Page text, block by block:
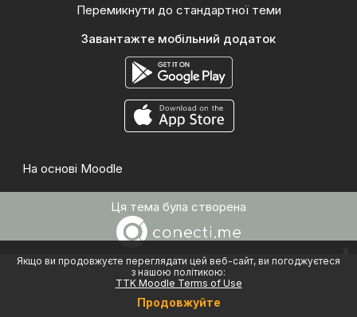
Якщо ви продовжуєте переглядати цей веб-сайт, ви погоджуєтеся
з нашою політикою:
TTK Moodle Terms of Use
Продовжуйте
x
Перемикнути до стандартної теми
Завантажте мобільний додаток
На основі Moodle
Ця тема була створена